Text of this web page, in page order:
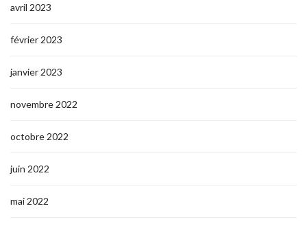
avril 2023
février 2023
janvier 2023
novembre 2022
octobre 2022
juin 2022
mai 2022